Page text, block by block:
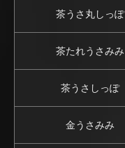
茶うさ丸しっぽ
茶たれうさみみ
茶うさしっぽ
金うさみみ